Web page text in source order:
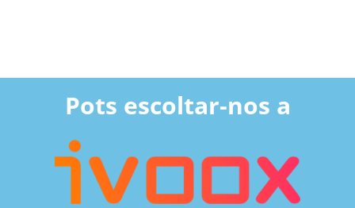
Pots escoltar-nos a